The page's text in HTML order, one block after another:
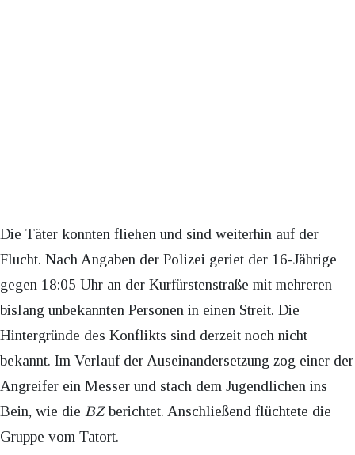
Die Täter konnten fliehen und sind weiterhin auf der
Flucht. Nach Angaben der Polizei geriet der 16-Jährige
gegen 18:05 Uhr an der Kurfürstenstraße mit mehreren
bislang unbekannten Personen in einen Streit. Die
Hintergründe des Konflikts sind derzeit noch nicht
bekannt. Im Verlauf der Auseinandersetzung zog einer der
Angreifer ein Messer und stach dem Jugendlichen ins
Bein, wie die BZberichtet. Anschließend flüchtete die
Gruppe vom Tatort.